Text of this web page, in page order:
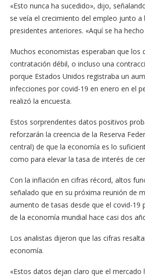
«Esto nunca ha sucedido», dijo,
se veía el crecimiento del empleo junto a
presidentes anteriores. «Aquí se ha
Muchos economistas esperaban que los
contratación débil, o incluso una
porque Estados Unidos registraba un
infecciones por covid-19 en enero en el
realizó la encuesta.
Estos sorprendentes datos positivos
reforzarán la creencia de la Reserva
central) de que la economía es lo
como para elevar la tasa de interés de
Con la inflación en cifras récord, altos
señalado que en su próxima reunión de
aumento de tasas desde que el covid-19
de la economía mundial hace casi dos
Los analistas dijeron que las cifras
economía.
«Estos datos dejan claro que el mercado